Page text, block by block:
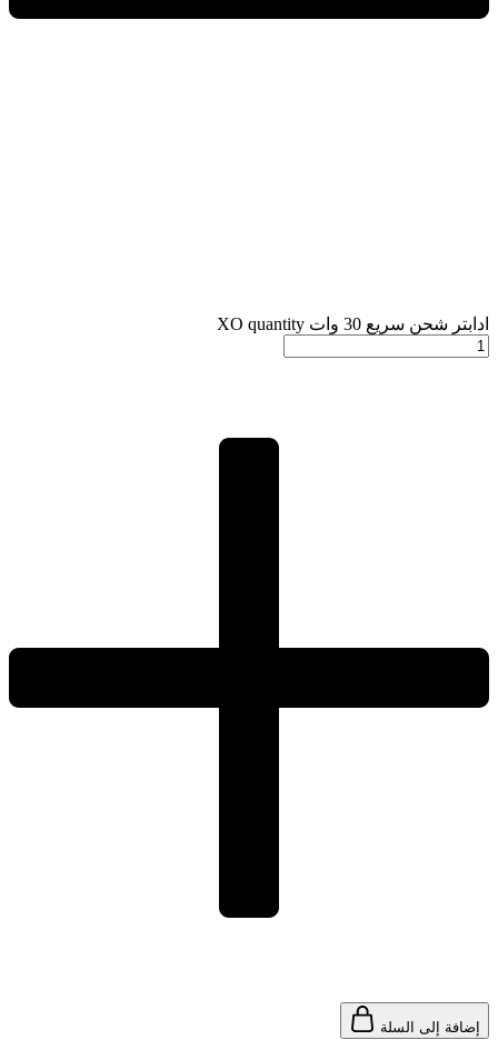
ادابتر شحن سريع 30 وات XO quantity
إضافة إلى السلة